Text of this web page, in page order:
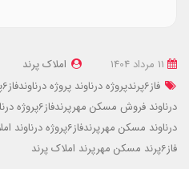
املاک پرند
فاز6پرندپروژه درناوند
پروژه درناوندفاز6پرند
درناوند فروش مسکن مهرپرندفاز6پروژه درناوند
درناوند مسکن مهرپرندفاز6پروژه درناوند
فاز6پرند
مسکن مهرپرند املاک پرند